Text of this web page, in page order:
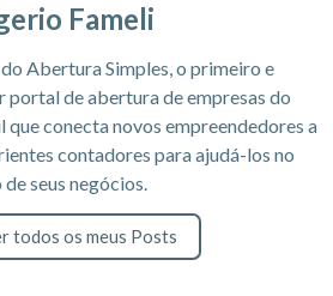
Fameli
Abertura Simples, o primeiro e
portal de abertura de empresas do
que conecta novos empreendedores a
contadores para ajudá-los no
de seus negócios.
todos os meus Posts